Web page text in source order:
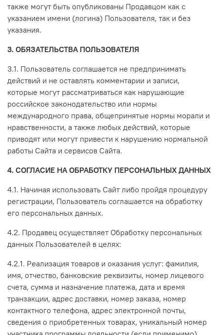
также могут быть опубликованы Продавцом как с
указанием имени (логина) Пользователя, так и без
указания.
3. ОБЯЗАТЕЛЬСТВА ПОЛЬЗОВАТЕЛЯ
3.1. Пользователь соглашается не предпринимать
действий и не оставлять комментарии и записи,
которые могут рассматриваться как нарушающие
российское законодательство или нормы
международного права, общепринятые нормы морали и
нравственности, а также любых действий, которые
приводят или могут привести к нарушению нормальной
работы Сайта и сервисов Сайта.
4. СОГЛАСИЕ НА ОБРАБОТКУ ПЕРСОНАЛЬНЫХ ДАННЫХ
4.1. Начиная использовать Сайт либо пройдя процедуру
регистрации, Пользователь соглашается на обработку
его персональных данных.
4.2. Продавец осуществляет Обработку персональных
данных Пользователей в целях:
4.2.1. Реализация товаров и оказания услуг: фамилия,
имя, отчество, банковские реквизиты, номер лицевого
счета, сумма и назначение платежа, дата и время
транзакции, адрес доставки, номер заказа, номер
контактного телефона, адрес электронной почты,
сведения о приобретенных товарах, уникальный номер